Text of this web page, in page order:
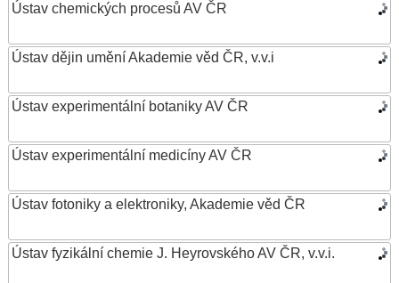
Ústav chemických procesů AV ČR
Ústav dějin umění Akademie věd ČR, v.v.i
Ústav experimentální botaniky AV ČR
Ústav experimentální medicíny AV ČR
Ústav fotoniky a elektroniky, Akademie věd ČR
Ústav fyzikální chemie J. Heyrovského AV ČR, v.v.i.